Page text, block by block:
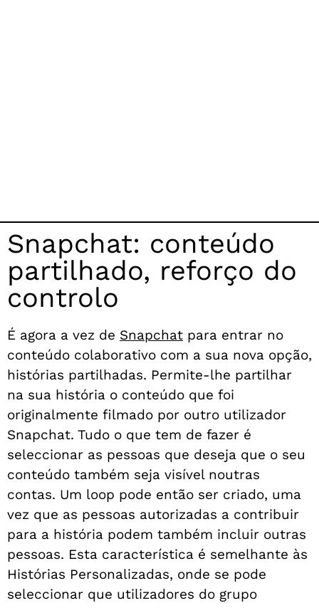
Snapchat: conteúdo
partilhado, reforço do
controlo
É agora a vez de Snapchat para entrar no
conteúdo colaborativo com a sua nova opção,
histórias partilhadas. Permite-lhe partilhar
na sua história o conteúdo que foi
originalmente filmado por outro utilizador
Snapchat. Tudo o que tem de fazer é
seleccionar as pessoas que deseja que o seu
conteúdo também seja visível noutras
contas. Um loop pode então ser criado, uma
vez que as pessoas autorizadas a contribuir
para a história podem também incluir outras
pessoas. Esta característica é semelhante às
Histórias Personalizadas, onde se pode
seleccionar que utilizadores do grupo